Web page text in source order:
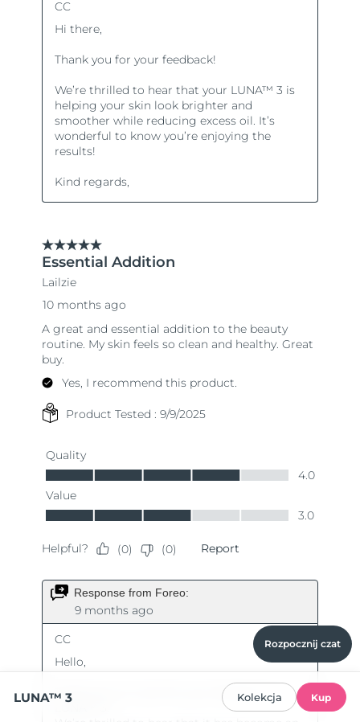
Rozpocznij czat
LUNA™ 3 Kolekcja Kup